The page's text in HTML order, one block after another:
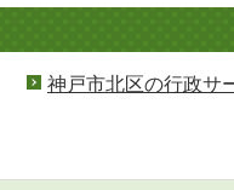
神戸市北区の行政サ